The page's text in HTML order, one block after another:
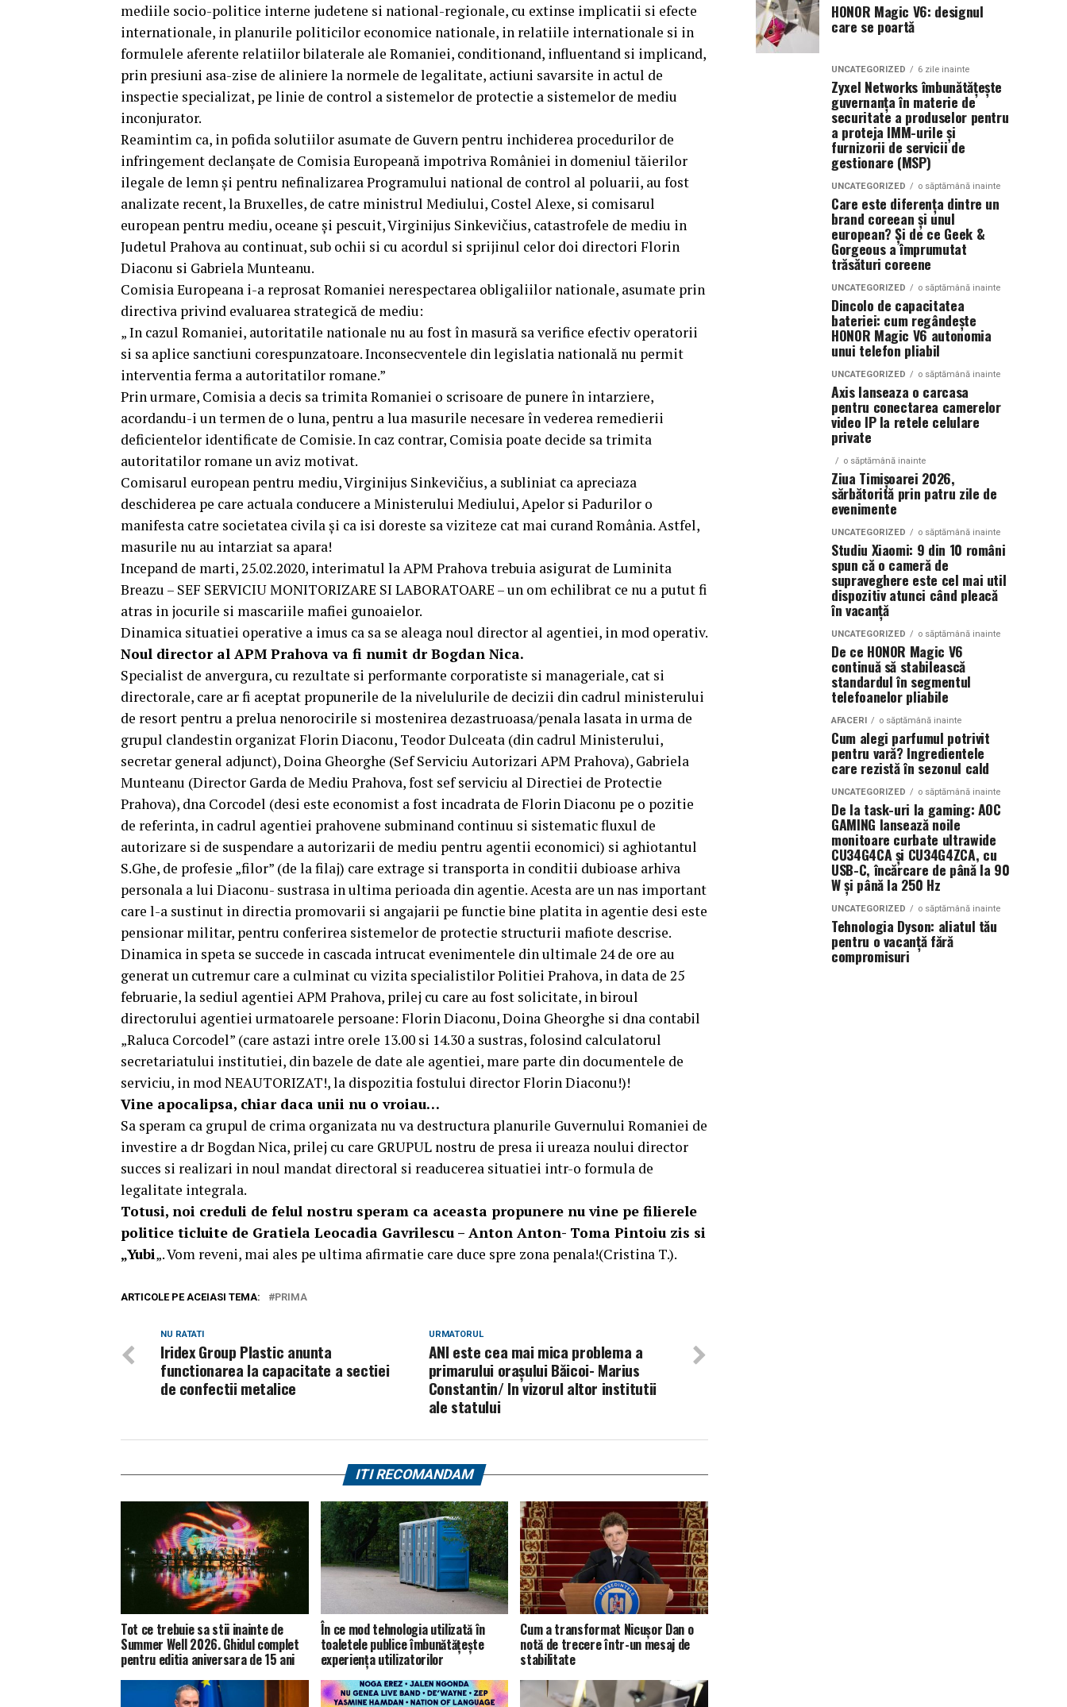
mediile socio-politice interne judetene si national-regionale, cu extinse implicatii si efecte
internationale, in planurile politicilor economice nationale, in relatiile internationale si in
formulele aferente relatiilor bilaterale ale Romaniei, conditionand, influentand si implicand,
prin presiuni asa-zise de aliniere la normele de legalitate, actiuni savarsite in actul de
inspectie specializat, pe linie de control a sistemelor de protectie a sistemelor de mediu
inconjurator.
Reamintim ca, in pofida solutiilor asumate de Guvern pentru inchiderea procedurilor de
infringement declanşate de Comisia Europeană impotriva României in domeniul tăierilor
ilegale de lemn şi pentru nefinalizarea Programului national de control al poluarii, au fost
analizate recent, la Bruxelles, de catre ministrul Mediului, Costel Alexe, si comisarul
european pentru mediu, oceane şi pescuit, Virginijus Sinkevičius, catastrofele de mediu in
Judetul Prahova au continuat, sub ochii si cu acordul si sprijinul celor doi directori Florin
Diaconu si Gabriela Munteanu.
Comisia Europeana i-a reprosat Romaniei nerespectarea obligaliilor nationale, asumate prin
directiva privind evaluarea strategică de mediu:
„ In cazul Romaniei, autoritatile nationale nu au fost în masură sa verifice efectiv operatorii
si sa aplice sanctiuni corespunzatoare. Inconsecventele din legislatia natională nu permit
interventia ferma a autoritatilor romane.”
Prin urmare, Comisia a decis sa trimita Romaniei o scrisoare de punere în intarziere,
acordandu-i un termen de o luna, pentru a lua masurile necesare în vederea remedierii
deficientelor identificate de Comisie. In caz contrar, Comisia poate decide sa trimita
autoritatilor romane un aviz motivat.
Comisarul european pentru mediu, Virginijus Sinkevičius, a subliniat ca apreciaza
deschiderea pe care actuala conducere a Ministerului Mediului, Apelor si Padurilor o
manifesta catre societatea civila şi ca isi doreste sa viziteze cat mai curand România. Astfel,
masurile nu au intarziat sa apara!
Incepand de marti, 25.02.2020, interimatul la APM Prahova trebuia asigurat de Luminita
Breazu – SEF SERVICIU MONITORIZARE SI LABORATOARE – un om echilibrat ce nu a putut fi
atras in jocurile si mascariile mafiei gunoaielor.
Dinamica situatiei operative a imus ca sa se aleaga noul director al agentiei, in mod operativ.
Noul director al APM Prahova va fi numit dr Bogdan Nica.
Specialist de anvergura, cu rezultate si performante corporatiste si manageriale, cat si
directorale, care ar fi aceptat propunerile de la nivelulurile de decizii din cadrul ministerului
de resort pentru a prelua nenorocirile si mostenirea dezastruoasa/penala lasata in urma de
grupul clandestin organizat Florin Diaconu, Teodor Dulceata (din cadrul Ministerului,
secretar general adjunct), Doina Gheorghe (Sef Serviciu Autorizari APM Prahova), Gabriela
Munteanu (Director Garda de Mediu Prahova, fost sef serviciu al Directiei de Protectie
Prahova), dna Corcodel (desi este economist a fost incadrata de Florin Diaconu pe o pozitie
de referinta, in cadrul agentiei prahovene subminand continuu si sistematic fluxul de
autorizare si de suspendare a autorizarii de mediu pentru agentii economici) si aghiotantul
S.Ghe, de profesie „filor” (de la filaj) care extrage si transporta in conditii dubioase arhiva
personala a lui Diaconu- sustrasa in ultima perioada din agentie. Acesta are un nas important
care l-a sustinut in directia promovarii si angajarii pe functie bine platita in agentie desi este
pensionar militar, pentru conferirea sistemelor de protectie structurii mafiote descrise.
Dinamica in speta se succede in cascada intrucat evenimentele din ultimale 24 de ore au
generat un cutremur care a culminat cu vizita specialistilor Politiei Prahova, in data de 25
februarie, la sediul agentiei APM Prahova, prilej cu care au fost solicitate, in biroul
directorului agentiei urmatoarele persoane: Florin Diaconu, Doina Gheorghe si dna contabil
„Raluca Corcodel” (care astazi intre orele 13.00 si 14.30 a sustras, folosind calculatorul
secretariatului institutiei, din bazele de date ale agentiei, mare parte din documentele de
serviciu, in mod NEAUTORIZAT!, la dispozitia fostului director Florin Diaconu!)!
Vine apocalipsa, chiar daca unii nu o vroiau…
Sa speram ca grupul de crima organizata nu va destructura planurile Guvernului Romaniei de
investire a dr Bogdan Nica, prilej cu care GRUPUL nostru de presa ii ureaza noului director
succes si realizari in noul mandat directoral si readucerea situatiei intr-o formula de
legalitate integrala.
Totusi, noi creduli de felul nostru speram ca aceasta propunere nu vine pe filierele
politice ticluite de Gratiela Leocadia Gavrilescu – Anton Anton- Toma Pintoiu zis si
„Yubi„. Vom reveni, mai ales pe ultima afirmatie care duce spre zona penala!(Cristina T.).
ARTICOLE PE ACEIASI TEMA: PRIMA
URMATORUL
ANI este cea mai mica problema a
primarului oraşului Băicoi- Marius
Constantin/ In vizorul altor institutii
ale statului
NU RATATI
Iridex Group Plastic anunta
functionarea la capacitate a sectiei
de confectii metalice
ITI RECOMANDAM
Tot ce trebuie sa stii inainte de
Summer Well 2026. Ghidul complet
pentru editia aniversara de 15 ani
În ce mod tehnologia utilizată în
toaletele publice îmbunătățește
experiența utilizatorilor
Cum a transformat Nicușor Dan o
notă de trecere într-un mesaj de
stabilitate
HONOR Magic V6: designul
care se poartă
UNCATEGORIZED 6 zile inainte
Zyxel Networks îmbunătățește
guvernanța în materie de
securitate a produselor pentru
a proteja IMM-urile și
furnizorii de servicii de
gestionare (MSP)
UNCATEGORIZED o săptămână inainte
Care este diferența dintre un
brand coreean și unul
european? Și de ce Geek &
Gorgeous a împrumutat
trăsături coreene
UNCATEGORIZED o săptămână inainte
Dincolo de capacitatea
bateriei: cum regândește
HONOR Magic V6 autonomia
unui telefon pliabil
UNCATEGORIZED o săptămână inainte
Axis lanseaza o carcasa
pentru conectarea camerelor
video IP la retele celulare
private
o săptămână inainte
Ziua Timișoarei 2026,
sărbătorită prin patru zile de
evenimente
UNCATEGORIZED o săptămână inainte
Studiu Xiaomi: 9 din 10 români
spun că o cameră de
supraveghere este cel mai util
dispozitiv atunci când pleacă
în vacanță
UNCATEGORIZED o săptămână inainte
De ce HONOR Magic V6
continuă să stabilească
standardul în segmentul
telefoanelor pliabile
AFACERI o săptămână inainte
Cum alegi parfumul potrivit
pentru vară? Ingredientele
care rezistă în sezonul cald
UNCATEGORIZED o săptămână inainte
De la task-uri la gaming: AOC
GAMING lansează noile
monitoare curbate ultrawide
CU34G4CA și CU34G4ZCA, cu
USB-C, încărcare de până la 90
W și până la 250 Hz
UNCATEGORIZED o săptămână inainte
Tehnologia Dyson: aliatul tău
pentru o vacanță fără
compromisuri